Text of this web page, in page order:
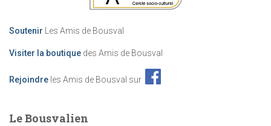
Soutenir Les Amis de Bousval
Visiter la boutique des Amis de Bousval
Rejoindre les Amis de Bousval sur
Le Bousvalien